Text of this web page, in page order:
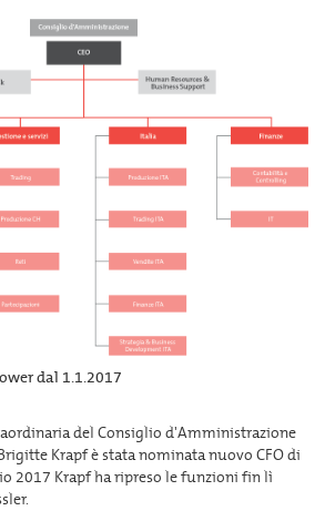
dal 1.1.2017
del Consiglio d'Amministrazione
Krapf è stata nominata nuovo CFO di
2017 Krapf ha ripreso le funzioni fin lì